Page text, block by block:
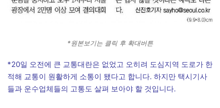
*원본보기는 클릭 후 확대버튼
*20일 오전에 큰 교통대란은 없었고 오히려 도심지역 도로가 한
적해 교통이 원활하게 소통이 됐다고 합니다. 하지만 택시기사
들과 운수업체들의 고통도 살펴 보아야 할 것입니다.